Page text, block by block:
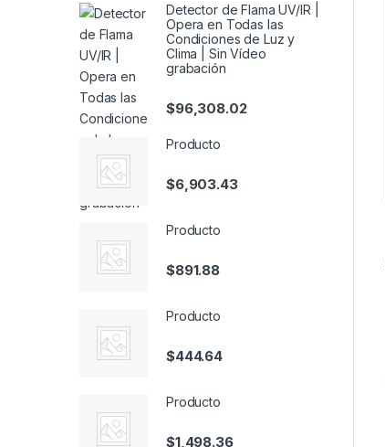
Detector de Flama UV/IR |
Opera en Todas las
Condiciones de Luz y
Clima | Sin Vídeo
grabación
$96,308.02
Producto
$6,903.43
Producto
$891.88
Producto
$444.64
Producto
$1,498.36